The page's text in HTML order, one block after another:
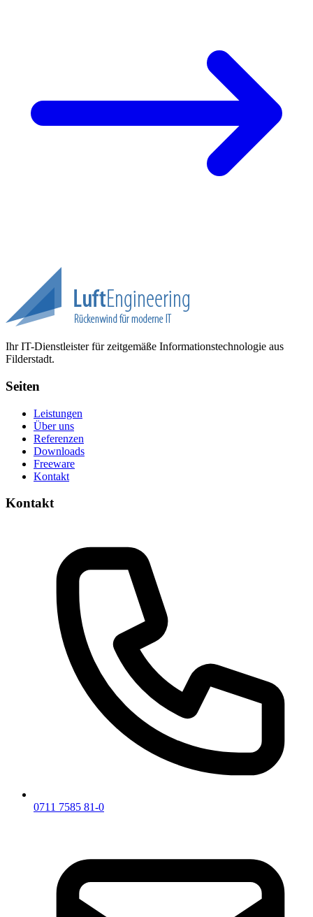
Ihr IT-Dienstleister für zeitgemäße Informationstechnologie aus
Filderstadt.
Seiten
Leistungen
Über uns
Referenzen
Downloads
Freeware
Kontakt
Kontakt
0711 7585 81-0